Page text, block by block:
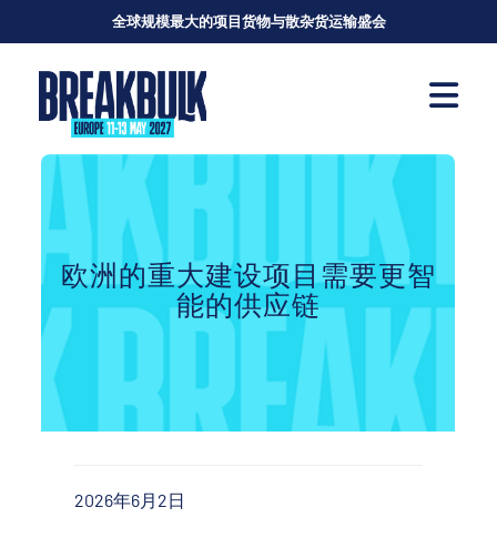
全球规模最大的项目货物与散杂货运输盛会
欧洲的重大建设项目需要更智
能的供应链
2026年6月2日